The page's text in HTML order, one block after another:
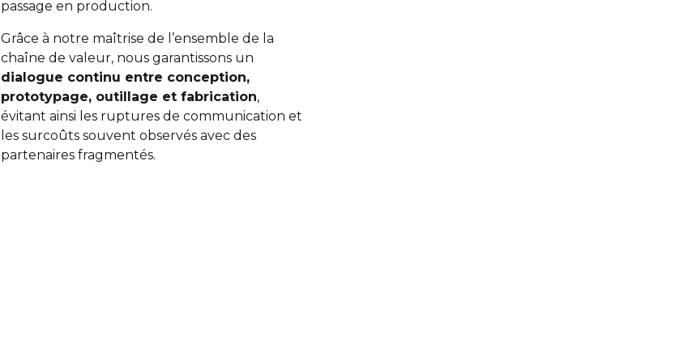
passage en production.
Grâce à notre maîtrise de l’ensemble de la
chaîne de valeur, nous garantissons un
dialogue continu entre conception,
prototypage, outillage et fabrication,
évitant ainsi les ruptures de communication et
les surcoûts souvent observés avec des
partenaires fragmentés.